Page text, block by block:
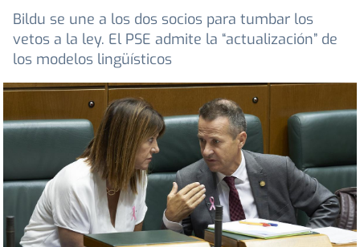
Bildu se une a los dos socios para tumbar los
vetos a la ley. El PSE admite la “actualización” de
los modelos lingüísticos